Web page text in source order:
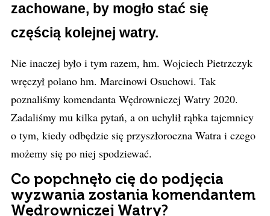
zachowane, by mogło stać się
częścią kolejnej watry.
Nie inaczej było i tym razem, hm. Wojciech Pietrzczyk
wręczył polano hm. Marcinowi Osuchowi. Tak
poznaliśmy komendanta Wędrowniczej Watry 2020.
Zadaliśmy mu kilka pytań, a on uchylił rąbka tajemnicy
o tym, kiedy odbędzie się przyszłoroczna Watra i czego
możemy się po niej spodziewać.
Co popchnęło cię do podjęcia
wyzwania zostania komendantem
Wędrowniczej Watry?